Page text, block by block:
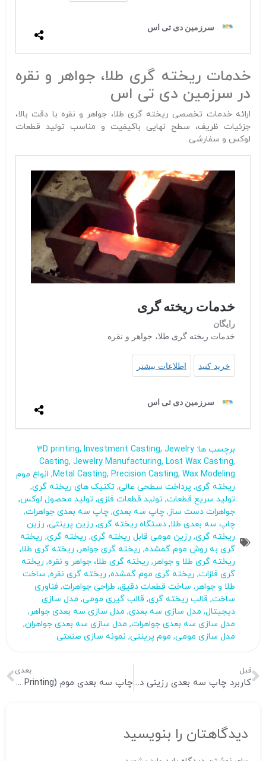
خدمات ریخته‌ گری طلا، جواهر و نقره
در سرزمین دی تی اس
ارائه خدمات تخصصی ریخته‌ گری طلا، جواهر و نقره با دقت بالا،
جزئیات ظریف، سطح نهایی باکیفیت و مناسب تولید قطعات
لوکس و سفارشی.
برچسب ها: 3D printing, Investment Casting, Jewelry
Casting, Jewelry Manufacturing, Lost Wax Casting,
Metal Casting, Precision Casting, Wax Modeling
, انواع موم‌
ریخته‌ گری, پرداخت سطحی عالی, تکنیک‌ های ریخته‌ گری,
تولید سریع قطعات, تولید قطعات فلزی, تولید محصول لوکس,
جواهرات دست ساز, چاپ سه بعدی, چاپ سه بعدی جواهرات,
چاپ سه‌ بعدی طلا, دستگاه ریخته‌ گری, رزین پرینتی, رزین
ریخته‌ گری‌, رزین مومی قابل ریخته‌ گری, ریخته گری, ریخته‌
گری به روش موم گمشده, ریخته‌ گری جواهر, ریخته گری طلا,
ریخته‌ گری طلا و جواهر, ریخته گری طلا، جواهر و نقره, ریخته‌
گری فلزات, ریخته گری موم گمشده, ریخته‌ گری نقره, ساخت
طلا و جواهر, ساخت قطعات دقیق, طراحی جواهرات, فناوری
ساخت, قالب ریخته‌ گری, قالب گیری مومی, مدل‌ سازی
دیجیتال, مدل‌ سازی سه‌ بعدی, مدل سازی سه بعدی جواهر,
مدل‌ سازی سه‌ بعدی جواهرات, مدل‌ سازی سه بعدی جواهران,
مدل‌ سازی مومی, موم پرینتی, نمونه سازی صنعتی
قبل
کاربرد چاپ سه‌ بعدی رزینی در صنعت جواهر سازی
بعدی
چاپ سه‌ بعدی موم (Wax 3D Printing): هر آنچه باید بدانید
دیدگاهتان را بنویسید